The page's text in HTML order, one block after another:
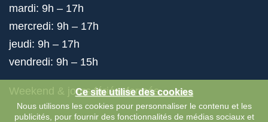
mardi: 9h – 17h
mercredi: 9h – 17h
jeudi: 9h – 17h
vendredi: 9h – 15h
Weekend & jours fériés: fermés
Ce site utilise des cookies
Nous utilisons les cookies pour personnaliser le contenu et les
publicités, pour fournir des fonctionnalités de médias sociaux et